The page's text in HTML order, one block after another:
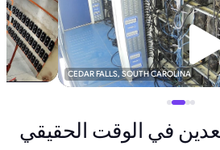
CEDAR FALLS, SOUTH CAROLINA
في الوقت الحقيقي